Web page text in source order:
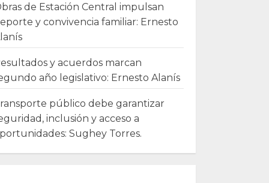
de Estación Central impulsan
y convivencia familiar: Ernesto
y acuerdos marcan
año legislativo: Ernesto Alanís
público debe garantizar
inclusión y acceso a
Sughey Torres.